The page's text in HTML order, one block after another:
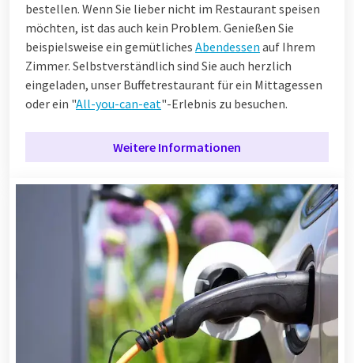
bestellen. Wenn Sie lieber nicht im Restaurant speisen
möchten, ist das auch kein Problem. Genießen Sie
beispielsweise ein gemütliches Abendessen auf Ihrem
Zimmer. Selbstverständlich sind Sie auch herzlich
eingeladen, unser Buffetrestaurant für ein Mittagessen
oder ein "All-you-can-eat"-Erlebnis zu besuchen.
Weitere Informationen